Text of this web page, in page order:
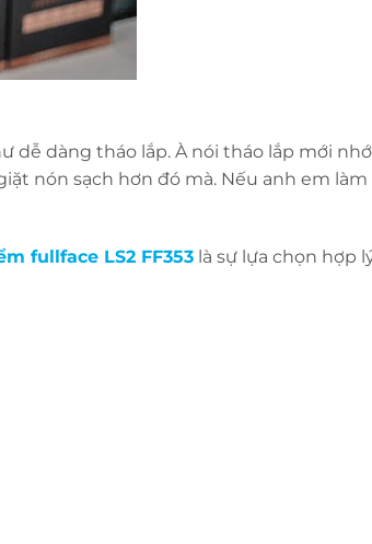
dễ dàng tháo lắp. À nói tháo lắp mới
nón sạch hơn đó mà. Nếu anh em
fullface LS2 FF353 là sự lựa chọn hợp